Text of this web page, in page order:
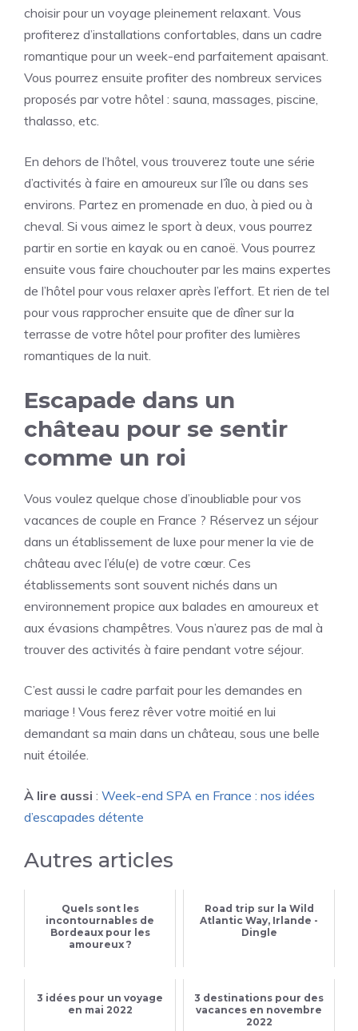
choisir pour un voyage pleinement relaxant. Vous
profiterez d’installations confortables, dans un cadre
romantique pour un week-end parfaitement apaisant.
Vous pourrez ensuite profiter des nombreux services
proposés par votre hôtel : sauna, massages, piscine,
thalasso, etc.
En dehors de l’hôtel, vous trouverez toute une série
d’activités à faire en amoureux sur l’île ou dans ses
environs. Partez en promenade en duo, à pied ou à
cheval. Si vous aimez le sport à deux, vous pourrez
partir en sortie en kayak ou en canoë. Vous pourrez
ensuite vous faire chouchouter par les mains expertes
de l’hôtel pour vous relaxer après l’effort. Et rien de tel
pour vous rapprocher ensuite que de dîner sur la
terrasse de votre hôtel pour profiter des lumières
romantiques de la nuit.
Escapade dans un
château pour se sentir
comme un roi
Vous voulez quelque chose d’inoubliable pour vos
vacances de couple en France ? Réservez un séjour
dans un établissement de luxe pour mener la vie de
château avec l’élu(e) de votre cœur. Ces
établissements sont souvent nichés dans un
environnement propice aux balades en amoureux et
aux évasions champêtres. Vous n’aurez pas de mal à
trouver des activités à faire pendant votre séjour.
C’est aussi le cadre parfait pour les demandes en
mariage ! Vous ferez rêver votre moitié en lui
demandant sa main dans un château, sous une belle
nuit étoilée.
À lire aussi : Week-end SPA en France : nos idées
d’escapades détente
Autres articles
Quels sont les
incontournables de
Bordeaux pour les
amoureux ?
Road trip sur la Wild
Atlantic Way, Irlande -
Dingle
3 idées pour un voyage
en mai 2022
3 destinations pour des
vacances en novembre
2022